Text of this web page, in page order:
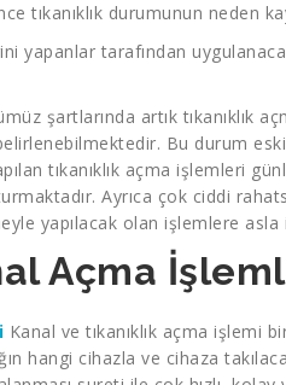
tıkanıklık durumunun neden
yapanlar tarafından
şartlarında artık tıkanıklık
Bu durum
tıkanıklık açma işlemleri
Ayrıca çok ciddi
yapılacak olan işlemlere
Açma
Kanal ve tıkanıklık açma işlemi
hangi cihazla ve cihaza